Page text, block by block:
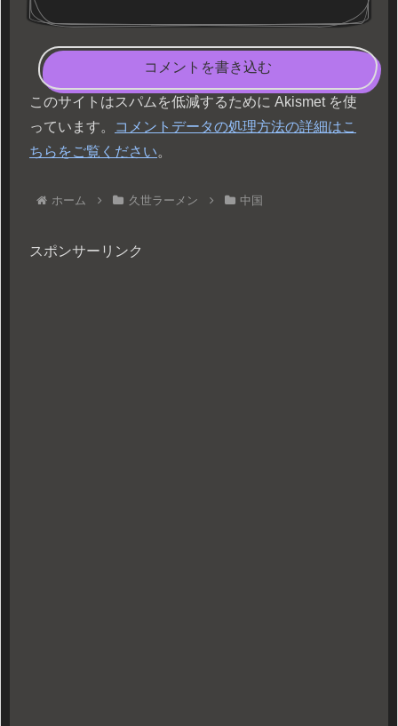
コメントを書き込む
このサイトはスパムを低減するために Akismet を使
っています。
コメントデータの処理方法の詳細はこ
ちらをご覧ください。
ホーム 久世ラーメン 中国
スポンサーリンク